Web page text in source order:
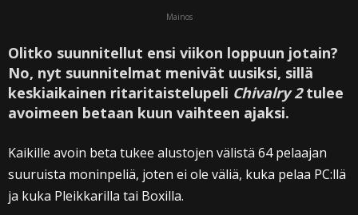
Mainos
Olitko suunnitellut ensi viikon loppuun jotain?
No, nyt suunnitelmat menivät uusiksi, sillä
keskiaikainen ritaritaistelupeli Chivalry 2tulee
avoimeen betaan kuun vaihteen ajaksi.
Kaikille avoin beta tukee alustojen välistä 64 pelaajan
suuruista moninpeliä, joten ei ole väliä, kuka pelaa PC:llä
ja kuka Pleikkarilla tai Boxilla.